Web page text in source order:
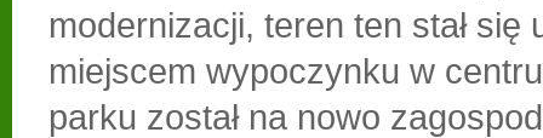
modernizacji, teren ten stał się
miejscem wypoczynku w
parku został na nowo